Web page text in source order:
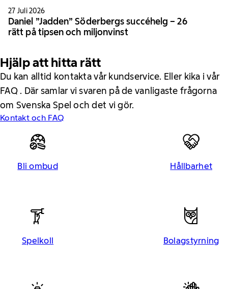
27 Juli 2026
Daniel ”Jadden” Söderbergs succéhelg – 26
rätt på tipsen och miljonvinst
Hjälp att hitta rätt
Du kan alltid kontakta vår kundservice. Eller kika i vår
FAQ . Där samlar vi svaren på de vanligaste frågorna
om Svenska Spel och det vi gör.
Kontakt och FAQ
Bli ombud Hållbarhet
Spelkoll Bolagstyrning